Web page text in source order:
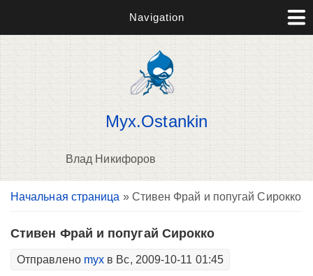
Navigation
Myx.Ostankin
Влад Никифоров
Вы здесь
Начальная страница » Стивен Фрай и попугай Сирокко
Стивен Фрай и попугай Сирокко
Отправлено myx в Вс, 2009-10-11 01:45